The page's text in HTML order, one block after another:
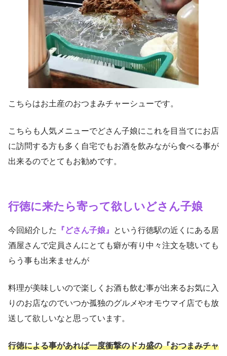
こちらはお土産のおつまみチャーシューです。
こちらも人気メニューでどさん子娘にこれを目当てにお店
に訪問する方も多く自宅でもお酒を飲みながら食べる事が
出来るのでとてもお勧めです。
行徳に来たら寄って欲しいどさん子娘
今回紹介した 『どさん子娘』
という行徳駅の近くにある居
酒屋さんで定員さんにとても癖が有り中々注文を聴いても
らう事も出来ませんが
料理が美味しいので楽しくお酒も飲む事が出来るお気に入
りのお店なのでいつか孤独のグルメやオモウマイ店でも放
送して欲しいなと思っています。
行徳による事があれば一度衝撃のドカ盛の『おつまみチャ